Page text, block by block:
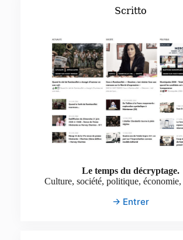
Scritto
Le temps du décryptage.
Culture, société, politique,
→ Entrer